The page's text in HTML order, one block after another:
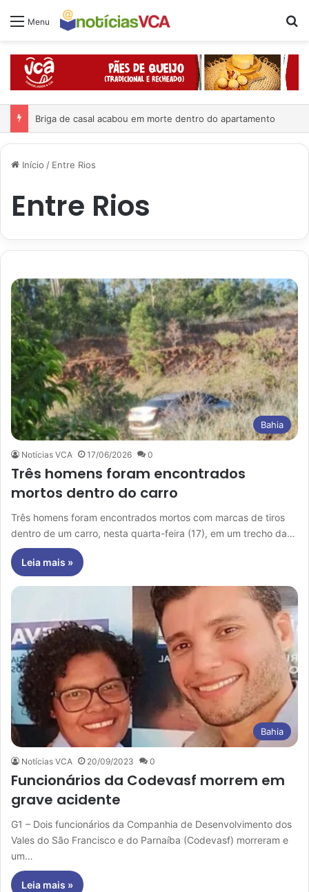
Menu
Briga de casal acabou em morte dentro do apartamento
Início / Entre Rios
Entre Rios
Bahia
Notícias VCA 17/06/2026 0
Três homens foram encontrados
mortos dentro do carro
Três homens foram encontrados mortos com marcas de tiros
dentro de um carro, nesta quarta-feira (17), em um trecho da…
Leia mais »
Bahia
Notícias VCA 20/09/2023 0
Funcionários da Codevasf morrem em
grave acidente
G1 – Dois funcionários da Companhia de Desenvolvimento dos
Vales do São Francisco e do Parnaíba (Codevasf) morreram e
um…
Leia mais »